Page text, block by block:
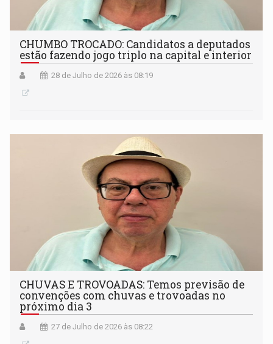
CHUMBO TROCADO: Candidatos a deputados
estão fazendo jogo triplo na capital e interior
28 de Julho de 2026 às 08:19
CHUVAS E TROVOADAS: Temos previsão de
convenções com chuvas e trovoadas no
próximo dia 3
27 de Julho de 2026 às 08:22